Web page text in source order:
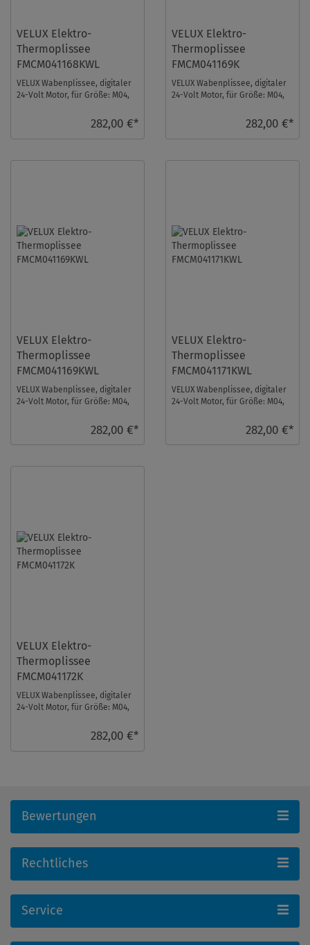
VELUX Elektro-
Thermoplissee
FMCM041168KWL
VELUX Wabenplissee, digitaler
24-Volt Motor, für Größe: M04,
282,00 €*
VELUX Elektro-
Thermoplissee
FMCM041169K
VELUX Wabenplissee, digitaler
24-Volt Motor, für Größe: M04,
282,00 €*
VELUX Elektro-
Thermoplissee
FMCM041169KWL
VELUX Wabenplissee, digitaler
24-Volt Motor, für Größe: M04,
282,00 €*
VELUX Elektro-
Thermoplissee
FMCM041171KWL
VELUX Wabenplissee, digitaler
24-Volt Motor, für Größe: M04,
282,00 €*
VELUX Elektro-
Thermoplissee
FMCM041172K
VELUX Wabenplissee, digitaler
24-Volt Motor, für Größe: M04,
282,00 €*
Bewertungen
Rechtliches
Service